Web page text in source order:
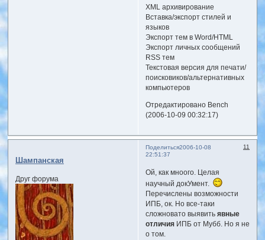
XML архивирование
Вставка/экспорт стилей и
языков
Экспорт тем в Word/HTML
Экспорт личных сообщений
RSS тем
Текстовая версия для печати/
поисковиков/альтернативных
компьютеров
Отредактировано Bench
(2006-10-09 00:32:17)
Поделиться 11
2006-10-08
22:51:37
Шампанская
Друг форума
Ой, как мноого. Целая
научный докУмент.
Перечислены возможности
ИПБ, ок. Но все-таки
сложновато выявить явные
отличияИПБ от Мубб. Но я не
о том.